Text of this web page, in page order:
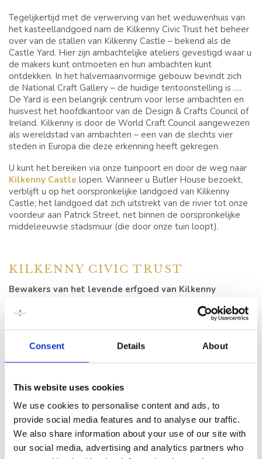
Consent Details About
This website uses cookies
We use cookies to personalise content and ads, to
provide social media features and to analyse our traffic.
We also share information about your use of our site with
our social media, advertising and analytics partners who
CONFERENTIES,
VERGADERINGEN EN
EVENEMENTEN
EVENEMENTEN
DINGEN OM TE
DOEN IN KILKENNY
GETUIGENISSEN
Tegelijkertijd met de verwerving van het weduwenhuis van
het kasteellandgoed nam de Kilkenny Civic Trust het beheer
over van de stallen van Kilkenny Castle – bekend als de
Castle Yard. Hier zijn ambachtelijke ateliers gevestigd waar u
de makers kunt ontmoeten en hun ambachten kunt
ontdekken. In het halvemaanvormige gebouw bevindt zich
de National Craft Gallery – de huidige tentoonstelling is ….
De Yard is een belangrijk centrum voor Ierse ambachten en
huisvest het hoofdkantoor van de Design & Crafts Council of
Ireland. Kilkenny is door de World Craft Council aangewezen
als wereldstad van ambachten – een van de slechts vier
steden in Europa die deze erkenning heeft gekregen.
U kunt het bereiken via onze tuinpoort en door de weg naar
Kilkenny Castle lopen. Wanneer u Butler House bezoekt,
verblijft u op het oorspronkelijke landgoed van Kilkenny
Castle; het landgoed dat zich uitstrekt van de rivier tot onze
voordeur aan Patrick Street, net binnen de oorspronkelijke
middeleeuwse stadsmuur (die door onze tuin loopt).
KILKENNY CIVIC TRUST
Bewakers van het levende erfgoed van Kilkenny
Wist u dat Butler House & Garden eigendom is van de
In de jaren 80 werd dit historische juweel aangekocht voor
Kilkenny Civic Trust. Als non-profitorganisatie heeft de
beheer staan te beschermen, te verbeteren en te
promoten– en zo levende erfgoedervaringen te creëren
voor zowel de lokale bevolking als bezoekers.
Elk verblijf, elke cream tea die u in Butler House geniet,
draagt direct bij aan hetbehoud en de restauratievan